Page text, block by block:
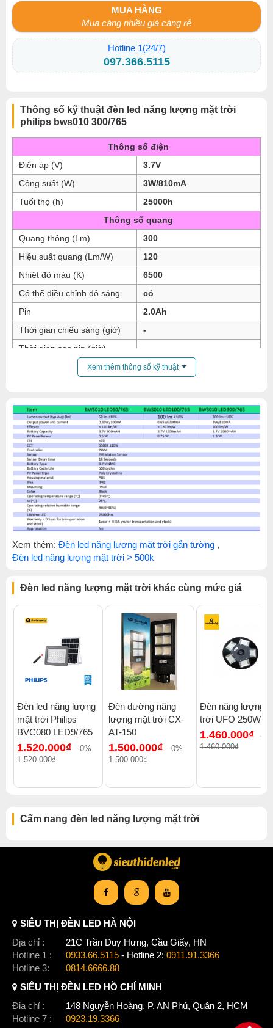
MUA HÀNG
Mua càng nhiều giá càng rẻ
Hotline 1(24/7)
097.366.5115
Thông số kỹ thuật đèn led năng lượng mặt trời
philips bws010 300/765
Thông số điện
Điện áp (V)
3.7V
Công suất (W)
3W/810mA
Tuổi thọ (h)
25000h
Thông số quang
Quang thông (Lm)
300
Hiệu suất quang (Lm/W)
120
Nhiệt độ màu (K)
6500
Có thể điều chỉnh độ sáng
có
Pin
2.0Ah
Thời gian chiếu sáng (giờ)
-
Thời gian sạc pin (giờ)
Thông số hình học
Kích thước đèn (cm)
125x99x52
Cấp độ bảo vệ
IP42
Xem thêm thông số kỹ thuật
Xem thêm: Đèn led năng lượng mặt trời gắn tường ,
Đèn led năng lượng mặt trời > 500k
Đèn led năng lượng mặt trời khác cùng mức giá
Đèn led năng lượng
mặt trời Philips
BVC080 LED9/765
1.520.000₫
-0%
1.520.000₫
Đèn đường năng
lượng mặt trời CX-
AT-150
1.500.000₫
-0%
1.500.000₫
Đèn năng lượng
trời UFO 250W
1.460.000₫
-
1.460.000₫
Cẩm nang đèn led năng lượng mặt trời
SIÊU THỊ ĐÈN LED HÀ NỘI
Địa chỉ :
21C Trần Duy Hưng, Cầu Giấy, HN
Hotline 1 :
0933.66.5115 - Hotline 2: 0911.91.3366
Hotline 3:
0814.6666.88
SIÊU THỊ ĐÈN LED HỒ CHÍ MINH
Địa chỉ :
148 Nguyễn Hoàng, P. AN Phú, Quận 2, HCM
Hotline 7 :
0923.19.3366